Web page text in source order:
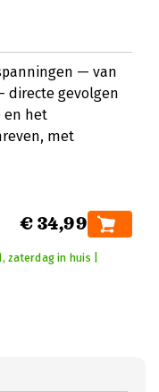
— van
directe gevolgen
en het
met
€ 34,99
zaterdag in huis |